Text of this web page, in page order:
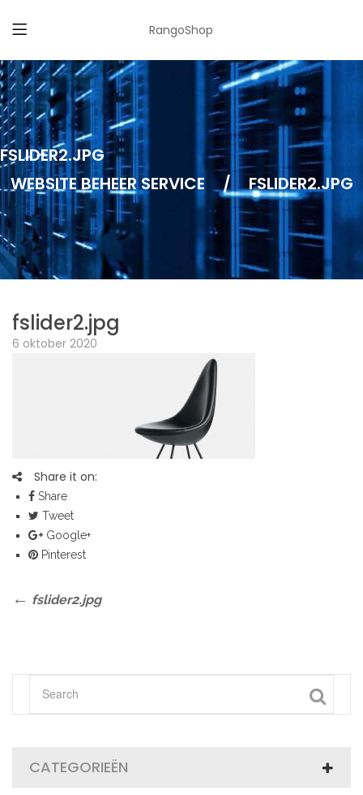
RangoShop
FSLIDER2.JPG
WEBSITE BEHEER SERVICE
/ FSLIDER2.JPG
fslider2.jpg
6 oktober 2020
Share it on:
Share
Tweet
Google+
Pinterest
Bericht
Previous
fslider2.jpg
CATEGORIEËN